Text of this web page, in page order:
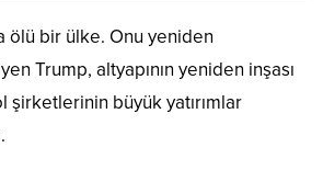
ölü bir ülke. Onu yeniden
Trump, altyapının yeniden inşası
şirketlerinin büyük yatırımlar